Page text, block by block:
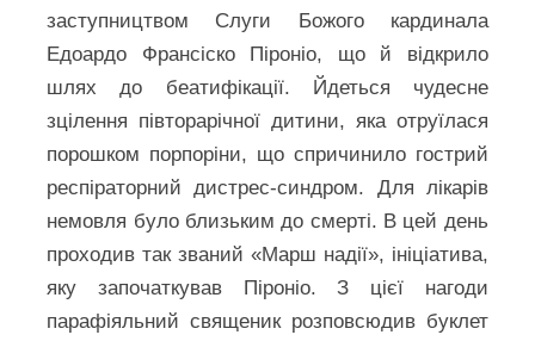
заступництвом Слуги Божого кардинала
Едоардо Франсіско Піроніо, що й відкрило
шлях до беатифікації. Йдеться чудесне
зцілення півторарічної дитини, яка отруїлася
порошком порпоріни, що спричинило гострий
респіраторний дистрес-синдром. Для лікарів
немовля було близьким до смерті. В цей день
проходив так званий «Марш надії», ініціатива,
яку започаткував Піроніо. З цієї нагоди
парафіяльний священик розповсюдив буклет